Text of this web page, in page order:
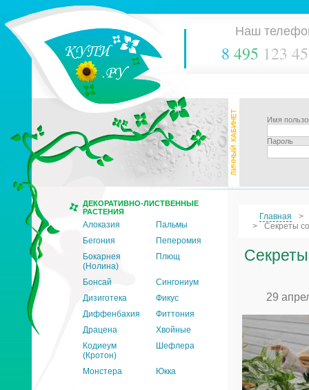
Наш
8 495 123
Имя
Пароль
ДЕКОРАТИВНО-ЛИСТВЕННЫЕ
РАСТЕНИЯ
Алоказия
Пальмы
Бегония
Пеперомия
Бокарнея
(Нолина)
Плющ
Бонсай
Сингониум
Дизиготека
Фикус
Диффенбахия
Фиттония
Драцена
Хвойные
Кодиеум
(Кротон)
Шефлера
Монстера Юкка
Главная
Секреты
29